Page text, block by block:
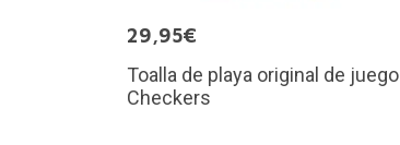
29,95€
Toalla de playa original de juego
Checkers